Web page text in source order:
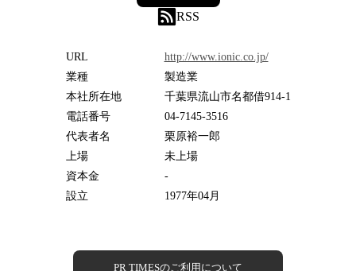
RSS
URL
http://www.ionic.co.jp/
業種
製造業
本社所在地
千葉県流山市名都借914-1
電話番号
04-7145-3516
代表者名
栗原裕一郎
上場
未上場
資本金
-
設立
1977年04月
PR TIMESのご利用について